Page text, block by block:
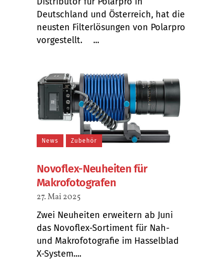
Deutschland und Österreich, hat die
neusten Filterlösungen von Polarpro
vorgestellt. ...
News Zubehör
Novoflex-Neuheiten für
Makrofotografen
27. Mai 2025
Zwei Neuheiten erweitern ab Juni
das Novoflex-Sortiment für Nah-
und Makrofotografie im Hasselblad
X-System....